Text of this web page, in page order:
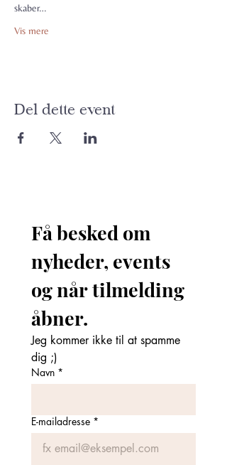
skaber…
Vis mere
Del dette event
Få besked om
nyheder, events
og når tilmelding
Jeg kommer ikke til at spamme
dig ;)
Navn *
E-mailadresse *